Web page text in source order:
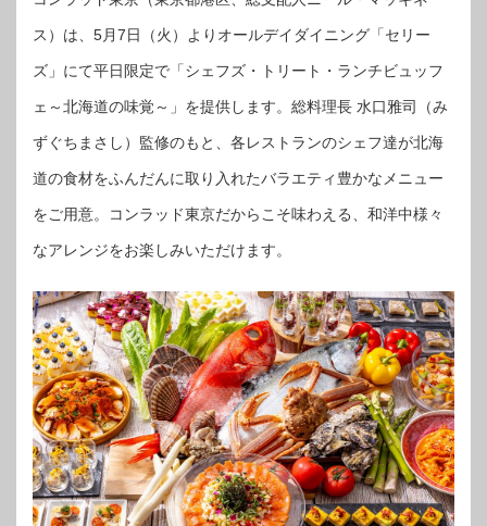
ス）は、5月7日（火）よりオールデイダイニング「セリー
ズ」にて平日限定で「シェフズ・トリート・ランチビュッフ
ェ～北海道の味覚～」を提供します。総料理長 水口雅司（み
ずぐちまさし）監修のもと、各レストランのシェフ達が北海
道の食材をふんだんに取り入れたバラエティ豊かなメニュー
をご用意。コンラッド東京だからこそ味わえる、和洋中様々
なアレンジをお楽しみいただけます。